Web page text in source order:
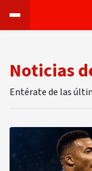
Noticias
Entérate de las